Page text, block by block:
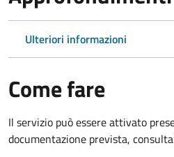
Ulteriori informazioni
Come fare
Il servizio può essere attivato
documentazione prevista,